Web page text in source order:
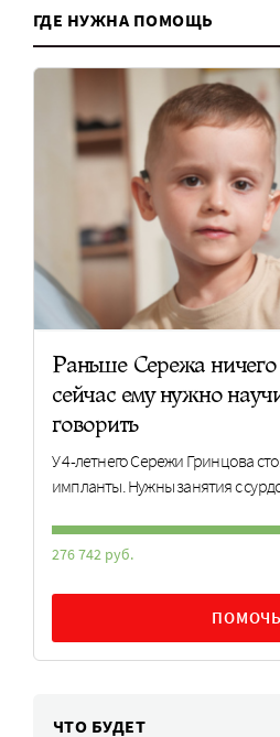
ГДЕ НУЖНА ПОМОЩЬ
Раньше Сережа
сейчас ему нужно
говорить
У 4-летнего Сережи Гринцова
импланты. Нужны занятия с
276 742 руб.
ПОМОЧЬ
ЧТО БУДЕТ